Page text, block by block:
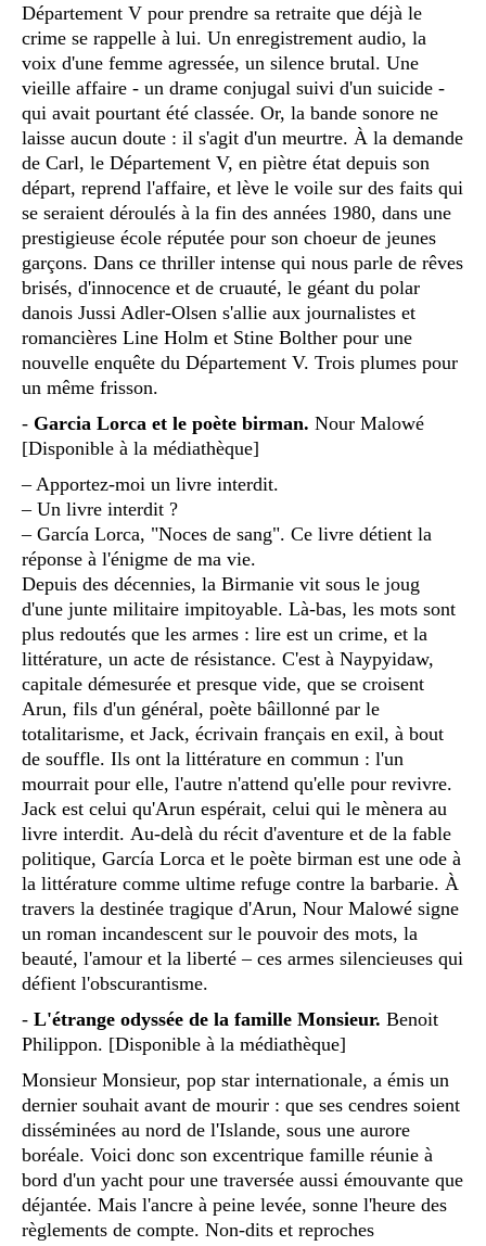
Département V pour prendre sa retraite que déjà le
crime se rappelle à lui. Un enregistrement audio, la
voix d'une femme agressée, un silence brutal. Une
vieille affaire - un drame conjugal suivi d'un suicide -
qui avait pourtant été classée. Or, la bande sonore ne
laisse aucun doute : il s'agit d'un meurtre. À la demande
de Carl, le Département V, en piètre état depuis son
départ, reprend l'affaire, et lève le voile sur des faits qui
se seraient déroulés à la fin des années 1980, dans une
prestigieuse école réputée pour son choeur de jeunes
garçons. Dans ce thriller intense qui nous parle de rêves
brisés, d'innocence et de cruauté, le géant du polar
danois Jussi Adler-Olsen s'allie aux journalistes et
romancières Line Holm et Stine Bolther pour une
nouvelle enquête du Département V. Trois plumes pour
un même frisson.
- Garcia Lorca et le poète birman. Nour Malowé
[Disponible à la médiathèque]
– Apportez-moi un livre interdit.
– Un livre interdit ?
– García Lorca, "Noces de sang". Ce livre détient la
réponse à l'énigme de ma vie.
Depuis des décennies, la Birmanie vit sous le joug
d'une junte militaire impitoyable. Là-bas, les mots sont
plus redoutés que les armes : lire est un crime, et la
littérature, un acte de résistance. C'est à Naypyidaw,
capitale démesurée et presque vide, que se croisent
Arun, fils d'un général, poète bâillonné par le
totalitarisme, et Jack, écrivain français en exil, à bout
de souffle. Ils ont la littérature en commun : l'un
mourrait pour elle, l'autre n'attend qu'elle pour revivre.
Jack est celui qu'Arun espérait, celui qui le mènera au
livre interdit. Au-delà du récit d'aventure et de la fable
politique, García Lorca et le poète birman est une ode à
la littérature comme ultime refuge contre la barbarie. À
travers la destinée tragique d'Arun, Nour Malowé signe
un roman incandescent sur le pouvoir des mots, la
beauté, l'amour et la liberté – ces armes silencieuses qui
défient l'obscurantisme.
- L'étrange odyssée de la famille Monsieur. Benoit
Philippon. [Disponible à la médiathèque]
Monsieur Monsieur, pop star internationale, a émis un
dernier souhait avant de mourir : que ses cendres soient
disséminées au nord de l'Islande, sous une aurore
boréale. Voici donc son excentrique famille réunie à
bord d'un yacht pour une traversée aussi émouvante que
déjantée. Mais l'ancre à peine levée, sonne l'heure des
règlements de compte. Non-dits et reproches